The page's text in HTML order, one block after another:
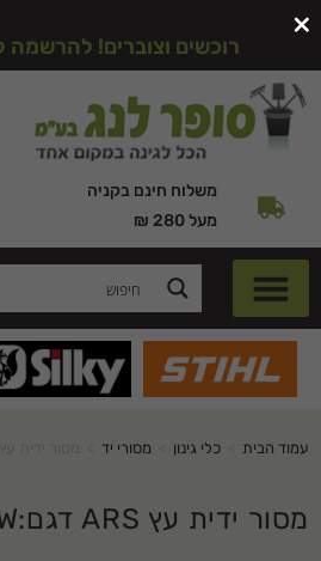
רוכשים וצוברים! להרשמה
משלוח חינם בקניה
מעל 280 ₪
עמוד הבית כלי גינון מסורי יד
מסור ידית עץ ARS דגם:CT-32W
×